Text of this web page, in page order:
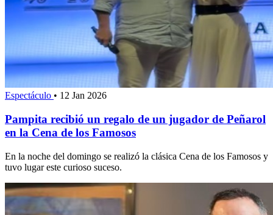
Espectáculo • 12 Jan 2026
Pampita recibió un regalo de un jugador de Peñarol
en la Cena de los Famosos
En la noche del domingo se realizó la clásica Cena de los Famosos y
tuvo lugar este curioso suceso.